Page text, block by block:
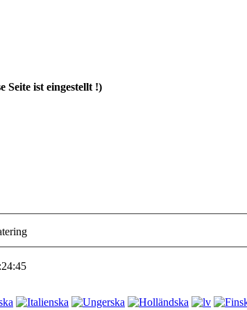
ist eingestellt !)